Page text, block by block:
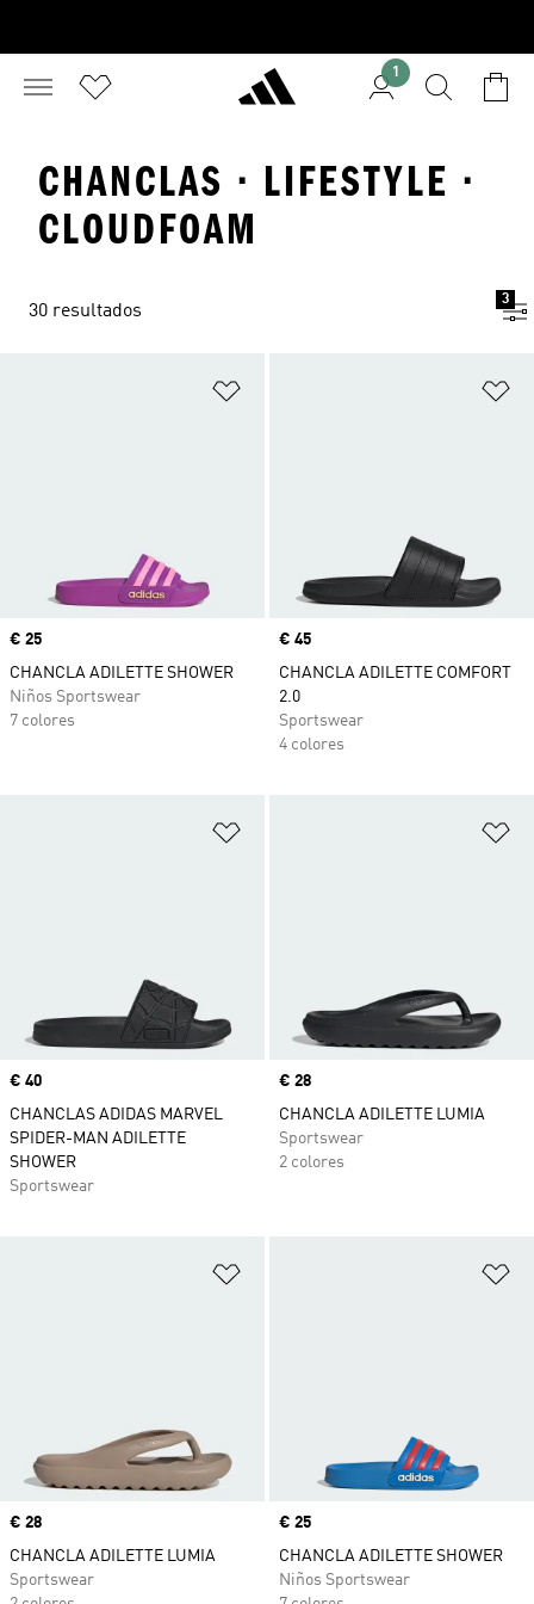
1
CHANCLAS · LIFESTYLE ·
CLOUDFOAM
30 resultados
3
Precio
€ 25
CHANCLA ADILETTE SHOWER
Niños Sportswear
7 colores
Precio
€ 45
CHANCLA ADILETTE COMFORT
2.0
Sportswear
4 colores
Precio
€ 40
CHANCLAS ADIDAS MARVEL
SPIDER-MAN ADILETTE
SHOWER
Sportswear
Precio
€ 28
CHANCLA ADILETTE LUMIA
Sportswear
2 colores
Precio
€ 28
CHANCLA ADILETTE LUMIA
Sportswear
Precio
€ 25
CHANCLA ADILETTE SHOWER
Niños Sportswear